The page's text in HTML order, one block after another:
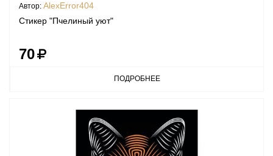
Автор: AlexError404
Стикер "Пчелиный уют"
70
ПОДРОБНЕЕ